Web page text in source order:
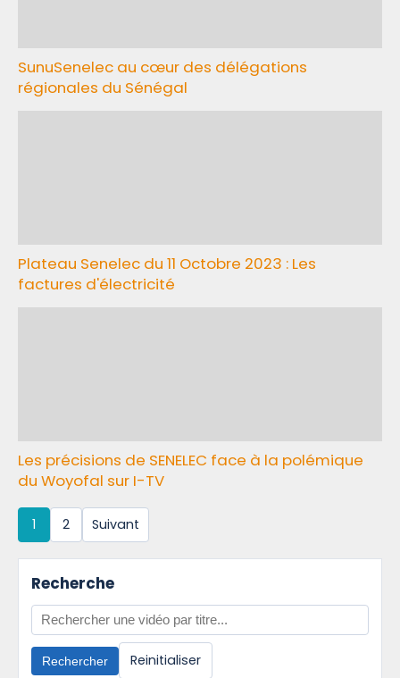
SunuSenelec au cœur des délégations
régionales du Sénégal
Plateau Senelec du 11 Octobre 2023 : Les
factures d'électricité
Les précisions de SENELEC face à la polémique
du Woyofal sur I-TV
1 2 Suivant
Recherche
Rechercher Reinitialiser